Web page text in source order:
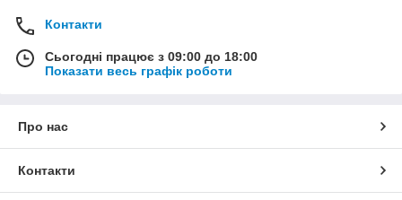
Контакти
Сьогодні працює з 09:00 до 18:00
Показати весь графік роботи
Про нас
Контакти